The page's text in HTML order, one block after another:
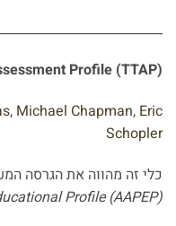
Profile (TTAP)
, Michael Chapman, Eric
Schopler
כלי זה מהווה את הגרסה
Profile (AAPEP)